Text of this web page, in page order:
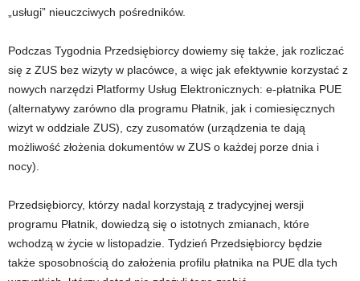
„usługi” nieuczciwych pośredników.
Podczas Tygodnia Przedsiębiorcy dowiemy się także, jak rozliczać
się z ZUS bez wizyty w placówce, a więc jak efektywnie korzystać z
nowych narzędzi Platformy Usług Elektronicznych: e-płatnika PUE
(alternatywy zarówno dla programu Płatnik, jak i comiesięcznych
wizyt w oddziale ZUS), czy zusomatów (urządzenia te dają
możliwość złożenia dokumentów w ZUS o każdej porze dnia i
nocy).
Przedsiębiorcy, którzy nadal korzystają z tradycyjnej wersji
programu Płatnik, dowiedzą się o istotnych zmianach, które
wchodzą w życie w listopadzie. Tydzień Przedsiębiorcy będzie
także sposobnością do założenia profilu płatnika na PUE dla tych